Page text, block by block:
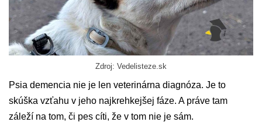
Zdroj: Vedelisteze.sk
Psia demencia nie je len veterinárna diagnóza. Je to
skúška vzťahu v jeho najkrehkejšej fáze. A práve tam
záleží na tom, či pes cíti, že v tom nie je sám.